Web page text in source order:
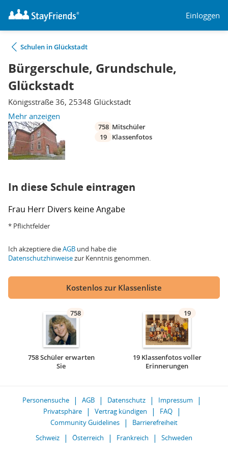
Einloggen
Schulen in Glückstadt
Bürgerschule, Grundschule,
Glückstadt
Königsstraße 36, 25348 Glückstadt
Mehr anzeigen
758 Mitschüler
19
Klassenfotos
In diese Schule eintragen
Frau Herr Divers keine Angabe
* Pflichtfelder
Ich akzeptiere dieAGB und habe die
Datenschutzhinweisezur Kenntnis genommen.
Kostenlos zur Klassenliste
758
758 Schüler erwarten
Sie
19
19 Klassenfotos voller
Erinnerungen
Personensuche AGB Datenschutz
Impressum
Privatsphäre
Vertrag kündigen
FAQ
Community Guidelines
Barrierefreiheit
Schweiz
Österreich Frankreich Schweden